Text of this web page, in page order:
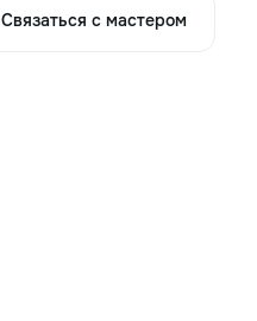
Связаться с мастером